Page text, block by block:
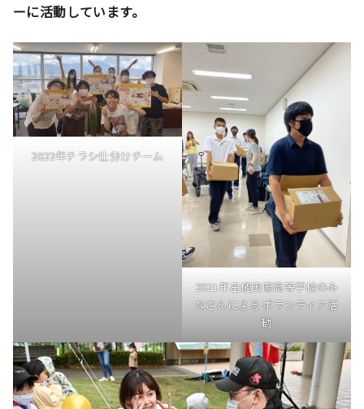
ーに活動しています。
2022年チラシ仕分けチーム
2021年星槎国際高等学校のみ
なさんによる ボランティア活
動